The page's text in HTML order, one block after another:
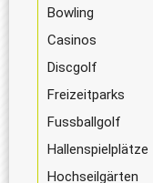
Bowling
Casinos
Discgolf
Freizeitparks
Fussballgolf
Hallenspielplätze
Hochseilgärten